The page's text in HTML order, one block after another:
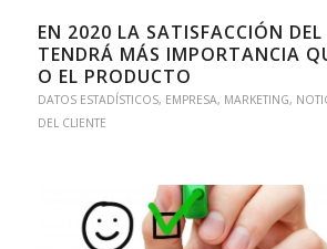
EN 2020 LA SATISFACCIÓN DEL
TENDRÁ MÁS IMPORTANCIA
O EL PRODUCTO
DATOS ESTADÍSTICOS, EMPRESA, MARKETING,
DEL CLIENTE